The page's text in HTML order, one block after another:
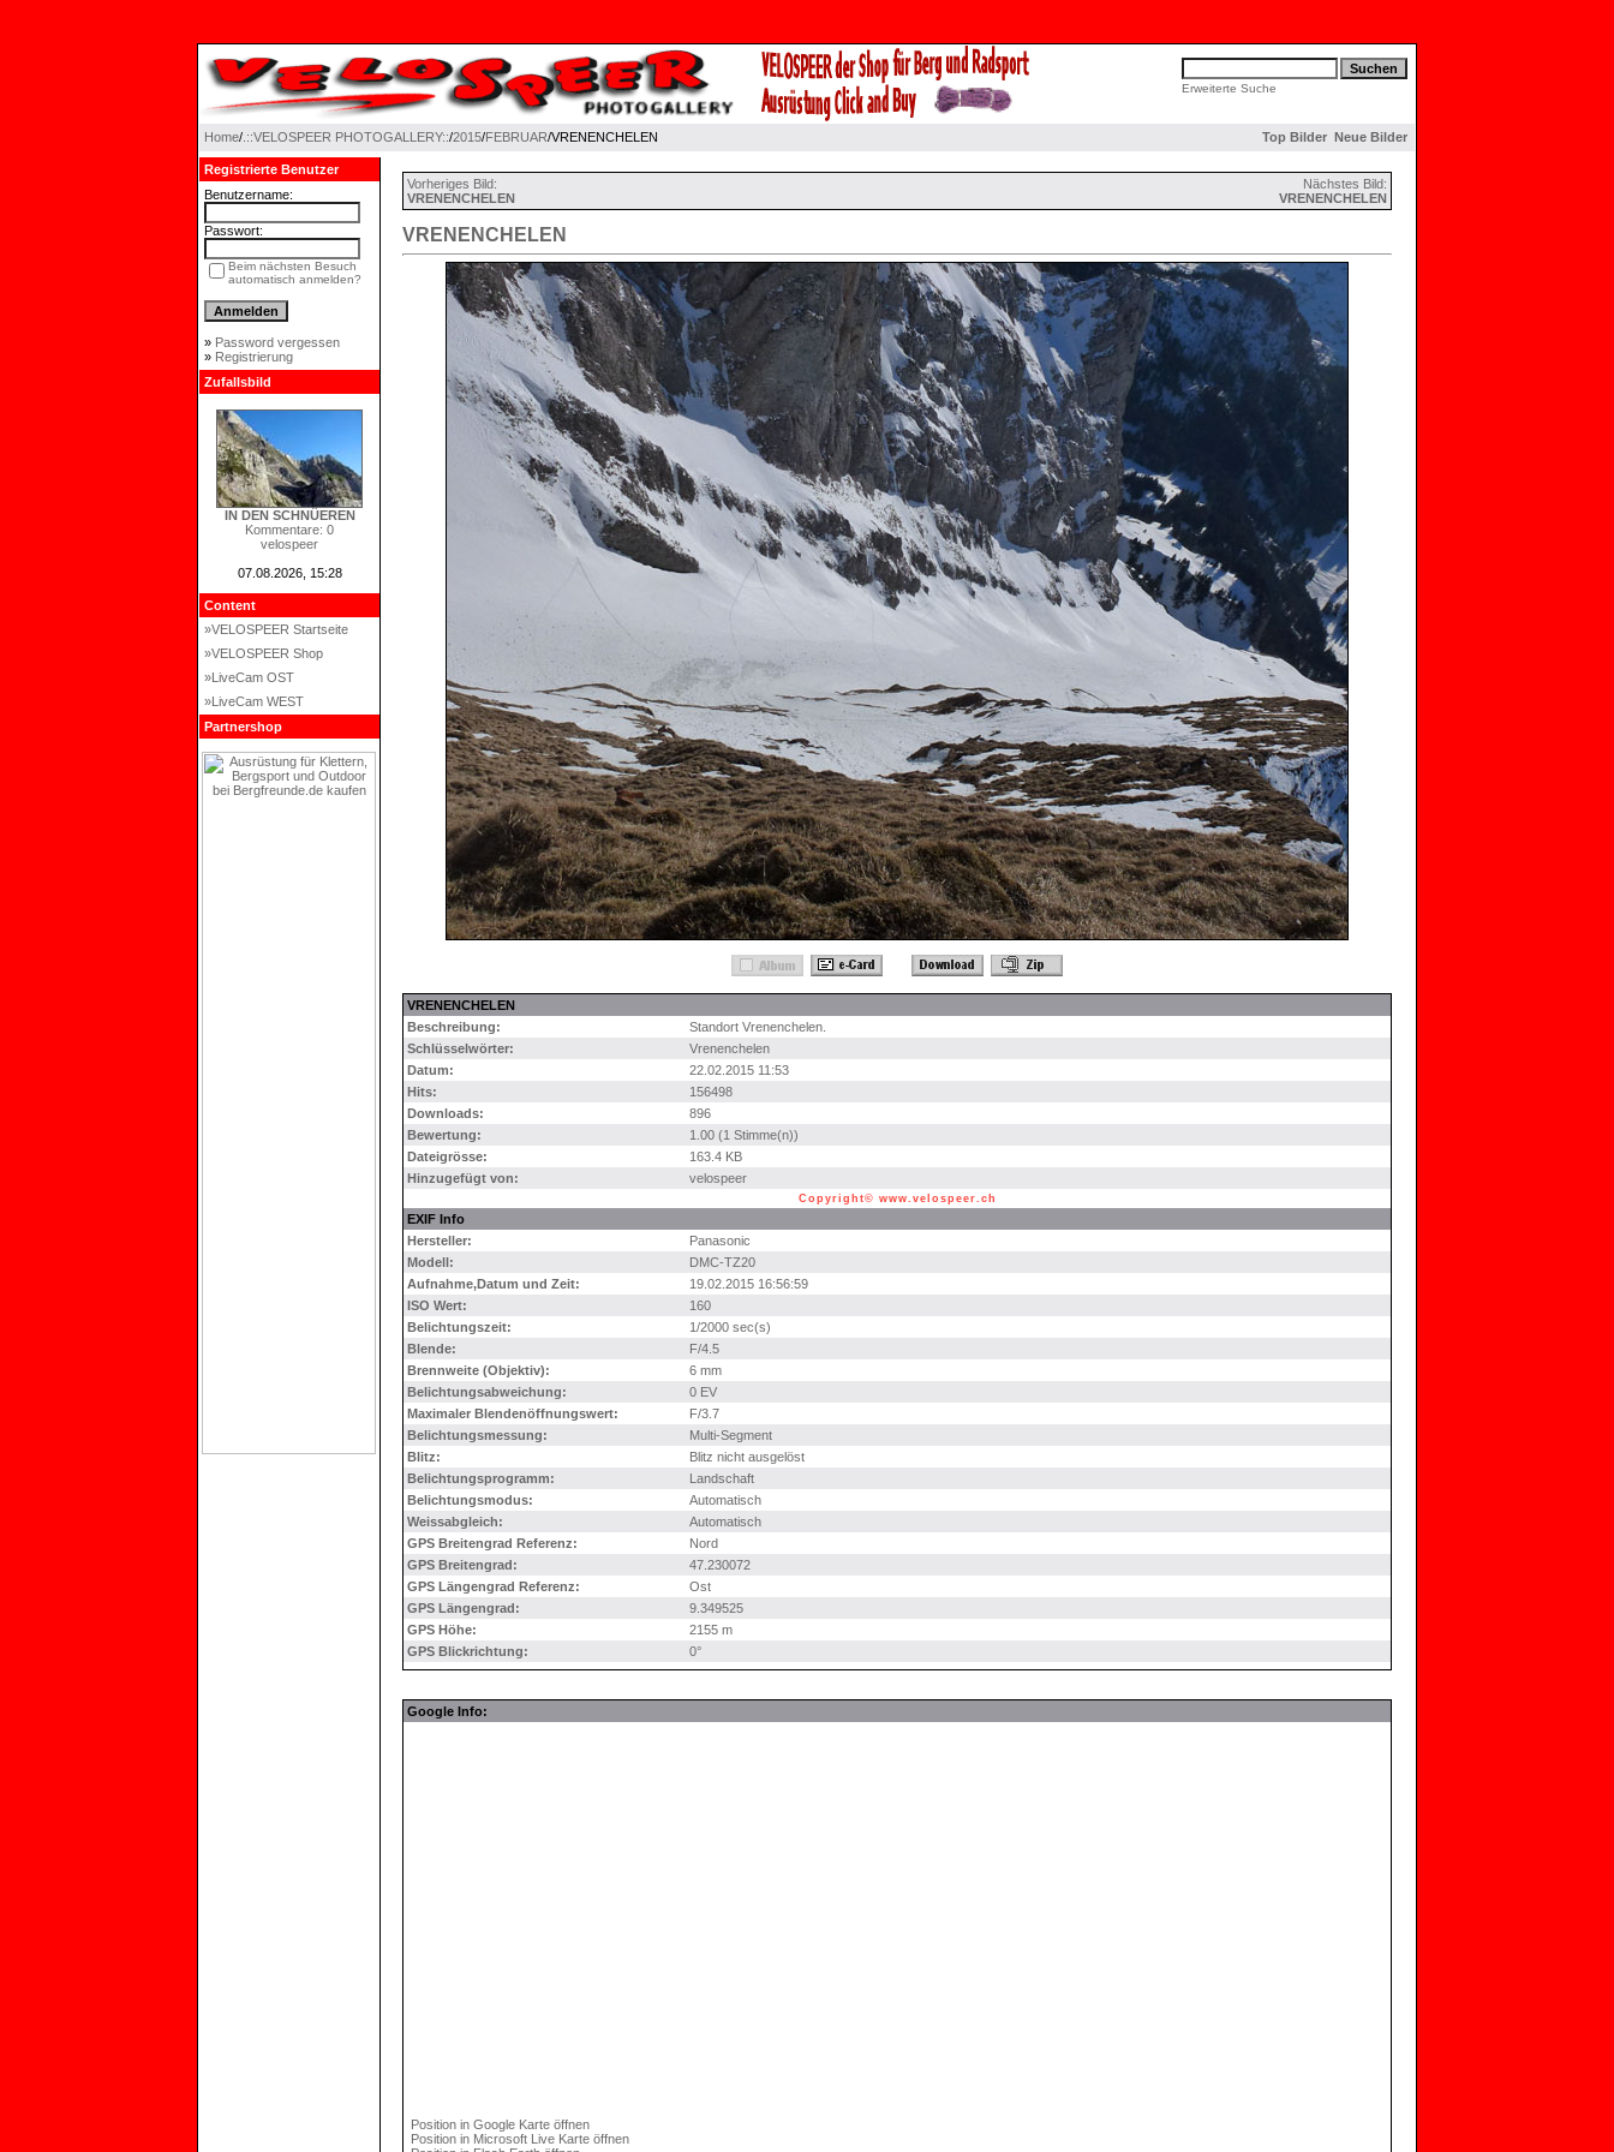
Erweiterte Suche
Home/ .::VELOSPEER PHOTOGALLERY::/2015/FEBRUAR/VRENENCHELEN Top Bilder Neue Bilder
Registrierte Benutzer
Benutzername:
Passwort:
Beim nächsten Besuch
automatisch anmelden?
» Password vergessen
» Registrierung
Zufallsbild
IN DEN SCHNÜEREN
Kommentare: 0
velospeer
07.08.2026, 15:28
Content
»VELOSPEER Startseite
»VELOSPEER Shop
»LiveCam OST
»LiveCam WEST
Partnershop
Vorheriges Bild:
VRENENCHELEN
Nächstes Bild:
VRENENCHELEN
VRENENCHELEN
VRENENCHELEN
Beschreibung:
Standort Vrenenchelen.
Schlüsselwörter:
Vrenenchelen
Datum:
22.02.2015 11:53
Hits:
156498
Downloads:
896
Bewertung:
1.00 (1 Stimme(n))
Dateigrösse:
163.4 KB
Hinzugefügt von:
velospeer
Copyright© www.velospeer.ch
EXIF Info
Hersteller:
Panasonic
Modell:
DMC-TZ20
Aufnahme,Datum und Zeit:
19.02.2015 16:56:59
ISO Wert:
160
Belichtungszeit:
1/2000 sec(s)
Blende:
F/4.5
Brennweite (Objektiv):
6 mm
Belichtungsabweichung:
0 EV
Maximaler Blendenöffnungswert:
F/3.7
Belichtungsmessung:
Multi-Segment
Blitz:
Blitz nicht ausgelöst
Belichtungsprogramm:
Landschaft
Belichtungsmodus:
Automatisch
Weissabgleich:
Automatisch
GPS Breitengrad Referenz:
Nord
GPS Breitengrad:
47.230072
GPS Längengrad Referenz:
Ost
GPS Längengrad:
9.349525
GPS Höhe:
2155 m
GPS Blickrichtung:
0°
Google Info:
Position in Google Karte öffnen
Position in Microsoft Live Karte öffnen